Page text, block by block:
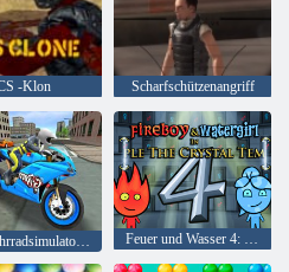
-Klon Scharfschützenangriff
Sportfahrradsimulator Drift 3d Feuer und Wasser 4: Kristalltempel